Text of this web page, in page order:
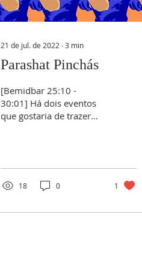
21 de jul. de 2022 ∙3 min
Parashat Pinchás
[Bemidbar 25:10 -
30:01] Há dois eventos
que gostaria de trazer
porção...
18 0 1